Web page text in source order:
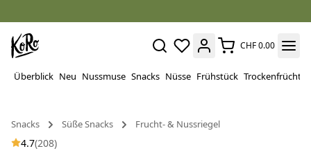
CHF 0.00
Überblick Neu Nussmuse Snacks Nüsse Frühstück Trockenfrüchte
Snacks
Süße Snacks Frucht- & Nussriegel
4.7(208)